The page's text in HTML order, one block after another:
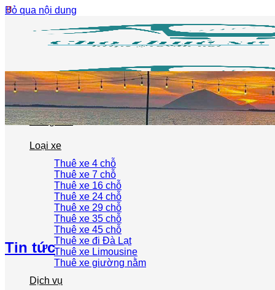
Bỏ qua nội dung
Trang chủ
Loại xe
Thuê xe 4 chỗ
Thuê xe 7 chỗ
Thuê xe 16 chỗ
Thuê xe 24 chỗ
Thuê xe 29 chỗ
Thuê xe 35 chỗ
Thuê xe 45 chỗ
Thuê xe đi Đà Lạt
Thuê xe Limousine
Thuê xe giường nằm
Dịch vụ
Tin tức